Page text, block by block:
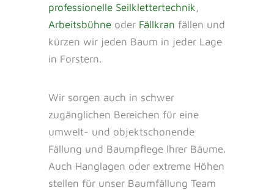
professionelle Seilklettertechnik,
Arbeitsbühne oder Fällkran fällen und
kürzen wir jeden Baum in jeder Lage
in Forstern.
Wir sorgen auch in schwer
zugänglichen Bereichen für eine
umwelt- und objektschonende
Fällung und Baumpflege Ihrer Bäume.
Auch Hanglagen oder extreme Höhen
stellen für unser Baumfällung Team